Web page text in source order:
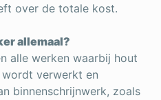
over de totale kost.
allemaal?
alle werken waarbij hout
verwerkt en
binnenschrijnwerk, zoals